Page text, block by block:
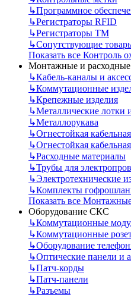
↳Программное
↳Регистраторы RFID
↳Регистраторы ТМ
↳Сопутствующие
Показать все Контроль
Монтажные и
↳Кабель-каналы и
↳Коммутационные
↳Крепежные изделия
↳Металлические лотки
↳Металлорукава
↳Огнестойкая
↳Огнестойкая
↳Расходные материалы
↳Трубы для
↳Электротехнические
↳Комплекты
Показать все
Оборудование СКС
↳Коммутационные
↳Коммутационные
↳Оборудование
↳Оптические панели и
↳Патч-корды
↳Патч-панели
↳Разъемы